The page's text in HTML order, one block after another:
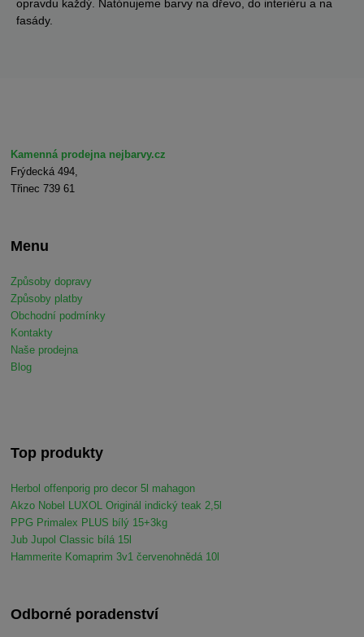
opravdu každý. Natónujeme barvy na dřevo, do interiéru a na
fasády.
Kamenná prodejna nejbarvy.cz
Frýdecká 494,
Třinec 739 61
Menu
Způsoby dopravy
Způsoby platby
Obchodní podmínky
Kontakty
Naše prodejna
Blog
Top produkty
Herbol offenporig pro decor 5l mahagon
Akzo Nobel LUXOL Originál indický teak 2,5l
PPG Primalex PLUS bílý 15+3kg
Jub Jupol Classic bílá 15l
Hammerite Komaprim 3v1 červenohnědá 10l
Odborné poradenství